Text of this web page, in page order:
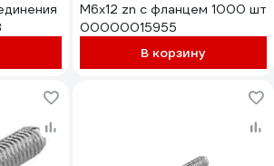
М6x12 zn с фланцем 1000 шт
00000015955
В корзину